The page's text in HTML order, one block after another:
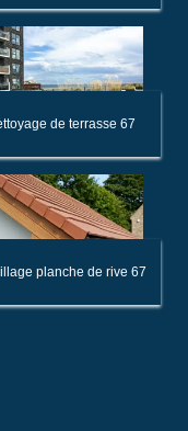
de terrasse 67
planche de rive 67